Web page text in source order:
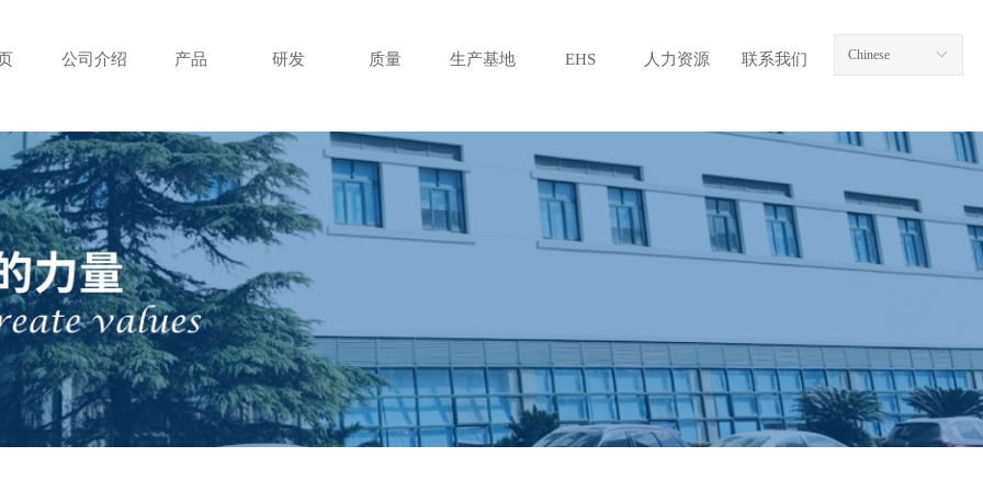
公司介绍 产品 研发 质量 生产基地 EHS 人力资源 联系我们 ꀅ
Chinese